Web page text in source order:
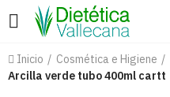
Inicio Cosmética e Higiene
Arcilla verde tubo 400ml cartt